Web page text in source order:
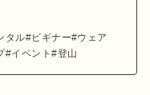
タル ビギナー
ウェア
イベント 登山